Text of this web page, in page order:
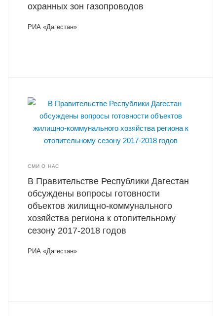
охранных зон газопроводов
РИА «Дагестан»
СМИ О НАС
В Правительстве Республики Дагестан
обсуждены вопросы готовности
объектов жилищно-коммунального
хозяйства региона к отопительному
сезону 2017-2018 годов
РИА «Дагестан»